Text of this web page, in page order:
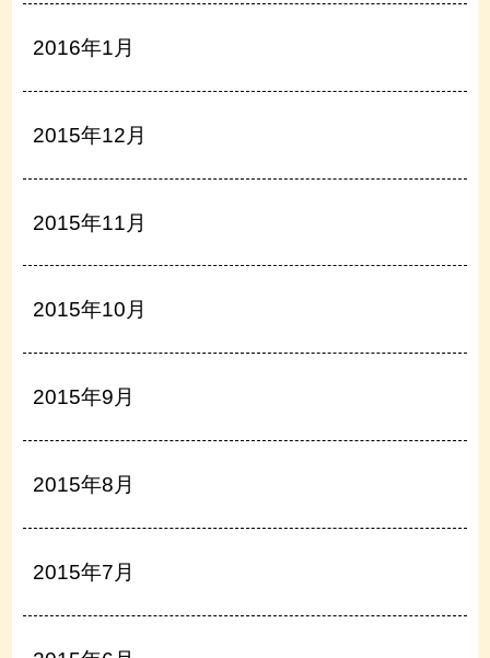
2016年1月
2015年12月
2015年11月
2015年10月
2015年9月
2015年8月
2015年7月